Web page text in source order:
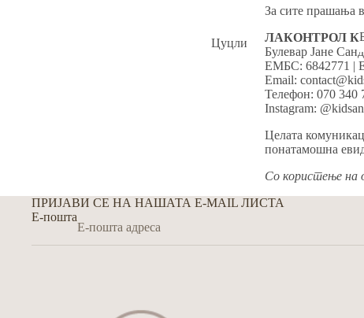
Цуцли
Држачи за цуцли
Четки за заби
Текстил за бебе
Додатоци за бебе
Козметика
За сите прашања
ЛАКОНТРОЛ
Булевар Јане
ЕМБС: 6842771 |
Email:
Телефон: 070 340
Instagram:
Целата
понатамошна
Со користење на
ПРИЈАВИ СЕ НА НАШАТА E-MAIL ЛИСТА
Е-пошта